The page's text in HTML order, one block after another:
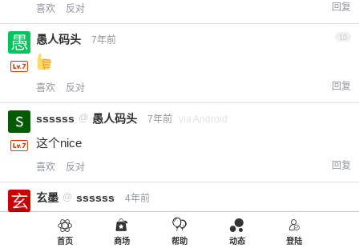
喜欢 反对 回复
愚人码头 7年前
喜欢 反对 回复
ssssss @ 愚人码头 7年前 via Android
这个nice
喜欢 反对 回复
玄墨 @ ssssss 4年前
谢谢分享
反对
首页 商场 帮助 动态 登陆